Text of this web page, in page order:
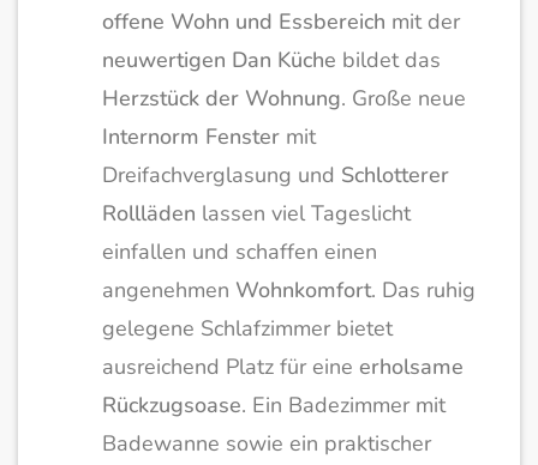
offene Wohn und Essbereich mit der
neuwertigen Dan Küche bildet das
Herzstück der Wohnung. Große neue
Internorm Fenster mit
Dreifachverglasung und Schlotterer
Rollläden lassen viel Tageslicht
einfallen und schaffen einen
angenehmen Wohnkomfort. Das ruhig
gelegene Schlafzimmer bietet
ausreichend Platz für eine erholsame
Rückzugsoase. Ein Badezimmer mit
Badewanne sowie ein praktischer